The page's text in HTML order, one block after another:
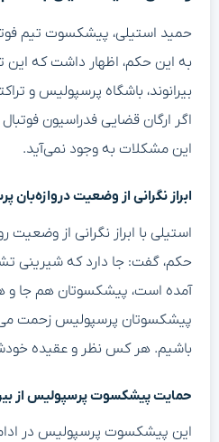
حمید استیلی، پیشکسوت تیم
به این حکم، اظهار داشت که این
بیرانوند، باشگاه پرسپولیس و
اگر ارگان قضایی فدراسیون
این مشکلات به وجود نمی‌آید.
ابراز نگرانی از وضعیت دروازه‌بان
استیلی با ابراز نگرانی از وضعیت
حکم، گفت: جا دارد که شیرینی
آمده است، پیشکسوتان هم جا و
پیشکسوتان پرسپولیس زحمت
باشیم. هر کس نظر و عقیده
حمایت پیشکسوت پرسپولیس از
این پیشکسوت پرسپولیس در